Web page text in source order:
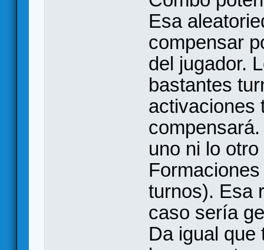
Esa
compensar
del jugador.
bastantes
activaciones
uno ni lo
turnos). Esa
caso sería
Da igual que